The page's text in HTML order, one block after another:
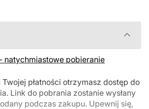
natychmiastowe pobieranie
płatności otrzymasz dostęp do
Link do pobrania zostanie wysłany
podczas zakupu. Upewnij się,